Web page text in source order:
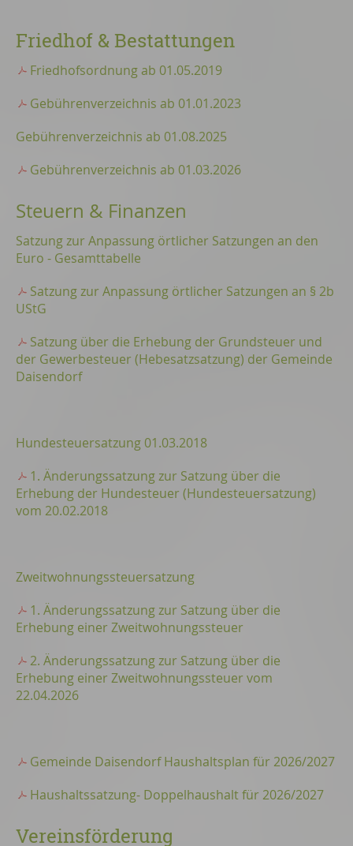
Friedhof & Bestattungen
Friedhofsordnung ab 01.05.2019
Gebührenverzeichnis ab 01.01.2023
Gebührenverzeichnis ab 01.08.2025
Gebührenverzeichnis ab 01.03.2026
Steuern & Finanzen
Satzung zur Anpassung örtlicher Satzungen an den
Euro - Gesamttabelle
Satzung zur Anpassung örtlicher Satzungen an § 2b
UStG
Satzung über die Erhebung der Grundsteuer und
der Gewerbesteuer (Hebesatzsatzung) der Gemeinde
Daisendorf
Hundesteuersatzung 01.03.2018
1. Änderungssatzung zur Satzung über die
Erhebung der Hundesteuer (Hundesteuersatzung)
vom 20.02.2018
Zweitwohnungssteuersatzung
1. Änderungssatzung zur Satzung über die
Erhebung einer Zweitwohnungssteuer
2. Änderungssatzung zur Satzung über die
Erhebung einer Zweitwohnungssteuer vom
22.04.2026
Gemeinde Daisendorf Haushaltsplan für 2026/2027
Haushaltssatzung- Doppelhaushalt für 2026/2027
Vereinsförderung